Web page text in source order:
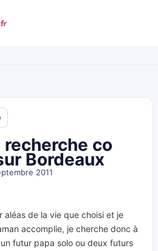
co
Bordeaux
2011
aléas de la vie que choisi et je
accomplie, je cherche donc à
futur papa solo ou deux futurs